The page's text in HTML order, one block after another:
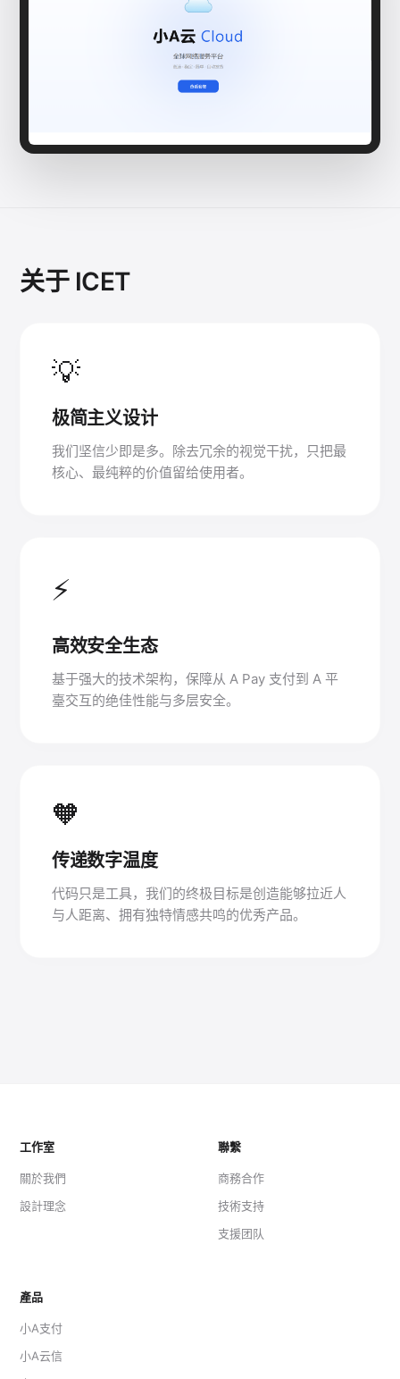
关于 ICET
💡
极简主义设计
我们坚信少即是多。除去冗余的视觉干扰，只把最
核心、最纯粹的价值留给使用者。
⚡
高效安全生态
基于强大的技术架构，保障从 A Pay 支付到 A 平
臺交互的绝佳性能与多层安全。
🧡
传递数字温度
代码只是工具，我们的终极目标是创造能够拉近人
与人距离、拥有独特情感共鸣的优秀产品。
工作室
關於我們
設計理念
聯繫
商務合作
技術支持
支援团队
產品
小A支付
小A云信